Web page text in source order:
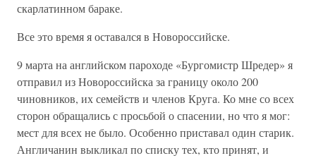
скарлатинном бараке.
Все это время я оставался в Новороссийске.
9 марта на английском пароходе «Бургомистр Шредер» я
отправил из Новороссийска за границу около 200
чиновников, их семейств и членов Круга. Ко мне со всех
сторон обращались с просьбой о спасении, но что я мог:
мест для всех не было. Особенно приставал один старик.
Англичанин выкликал по списку тех, кто принят, и